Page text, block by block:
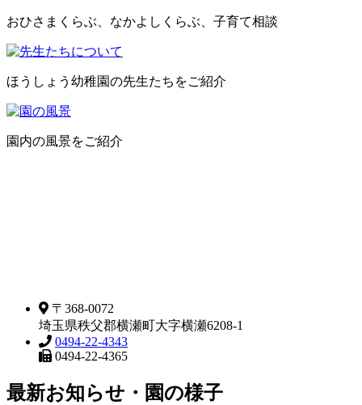
おひさまくらぶ、なかよしくらぶ、子育て相談
ほうしょう幼稚園の先生たちをご紹介
園内の風景をご紹介
〒368-0072
埼玉県秩父郡横瀬町大字横瀬6208-1
0494-22-4343
0494-22-4365
最新お知らせ・園の様子